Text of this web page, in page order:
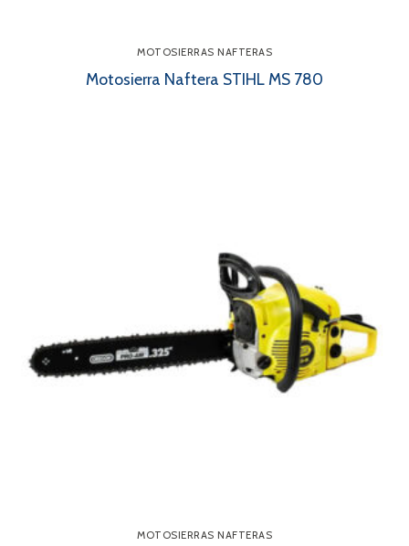
MOTOSIERRAS NAFTERAS
Motosierra Naftera STIHL MS 780
MOTOSIERRAS NAFTERAS